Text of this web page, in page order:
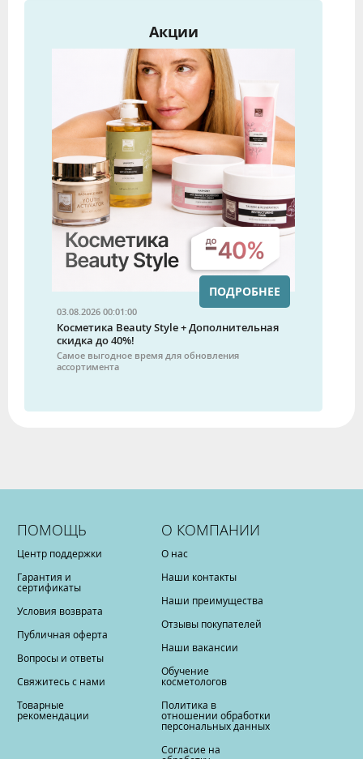
Акции
03.08.2026 00:01:00
Косметика Beauty Style + Дополнительная
скидка до 40%!
Самое выгодное время для обновления
ассортимента
ПОДРОБНЕЕ
ПОМОЩЬ
Центр поддержки
Гарантия и
сертификаты
Условия возврата
Публичная оферта
Вопросы и ответы
Свяжитесь с нами
Товарные
рекомендации
О КОМПАНИИ
О нас
Наши контакты
Наши преимущества
Отзывы покупателей
Наши вакансии
Обучение
косметологов
Политика в
отношении обработки
персональных данных
Согласие на